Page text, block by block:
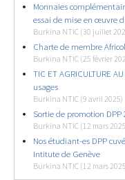
Monnaies
essai de mise en œuvre
Burkina NTIC (30 juillet
Charte de membre
Burkina NTIC (25 février
TIC ET AGRICULTURE
usages
Burkina NTIC (9 avril 2025)
Sortie de promotion DPP
Burkina NTIC (12 mars
Nos étudiant-es DPP
Intitute de Genève
Burkina NTIC (12 mars